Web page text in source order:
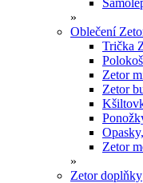
»
Oblečení
Trička
Zetor
Zetor
Zetor
»
Zetor doplňky